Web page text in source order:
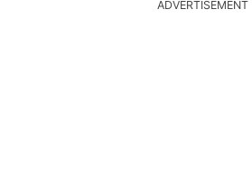
ADVERTISEMENT